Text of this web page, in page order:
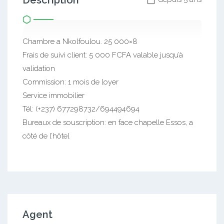
Chambre a Nkolfoulou. 25 000×8
Frais de suivi client: 5 000 FCFA valable jusqu’à
validation
Commission: 1 mois de loyer
Service immobilier
Tél: (+237) 677298732/694494694
Bureaux de souscription: en face chapelle Essos, a
côté de l’hôtel
Agent